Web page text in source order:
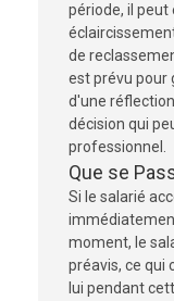
période, il
de
est prévu pour
d'une
décision qui
professionnel.
Que se
Si le salarié
moment, le
préavis, ce qui
lui pendant